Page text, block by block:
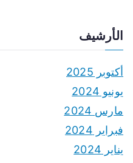
الأرشيف
أكتوبر 2025
يونيو 2024
مارس 2024
فبراير 2024
يناير 2024